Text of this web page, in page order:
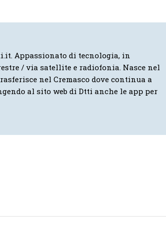
Appassionato di tecnologia, in
/ via satellite e radiofonia. Nasce nel
nel Cremasco dove continua a
al sito web di Dtti anche le app per